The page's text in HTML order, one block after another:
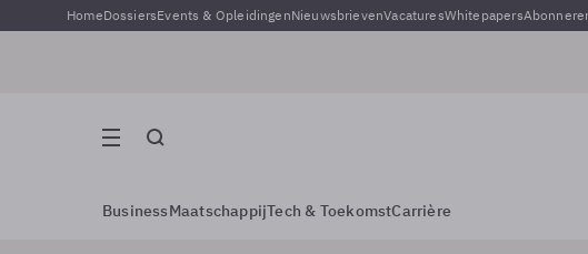
HomeDossiersEvents & OpleidingenNieuwsbrievenVacaturesWhitepapers
BusinessMaatschappijTech & ToekomstCarrière